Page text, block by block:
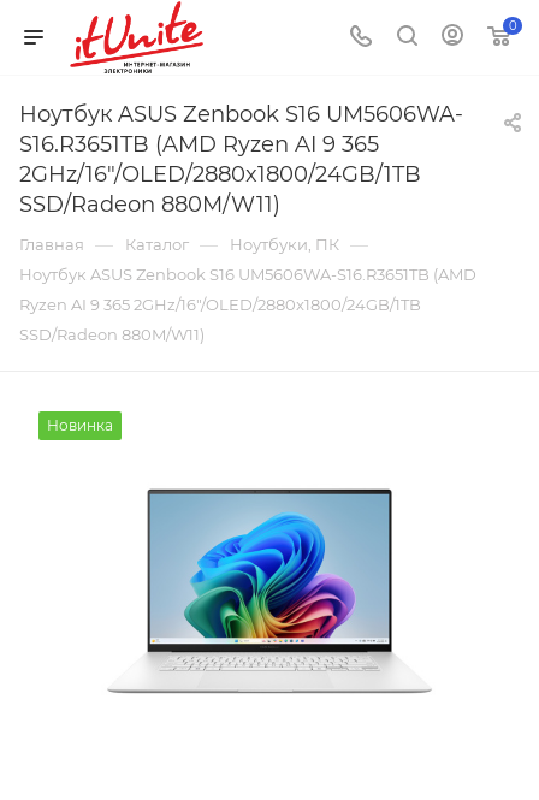
0
Ноутбук ASUS Zenbook S16 UM5606WA-
S16.R3651TB (AMD Ryzen AI 9 365
2GHz/16"/OLED/2880x1800/24GB/1TB
SSD/Radeon 880M/W11)
Главная — Каталог — Ноутбуки, ПК —
Ноутбук ASUS Zenbook S16 UM5606WA-S16.R3651TB (AMD
Ryzen AI 9 365 2GHz/16"/OLED/2880x1800/24GB/1TB
SSD/Radeon 880M/W11)
Новинка